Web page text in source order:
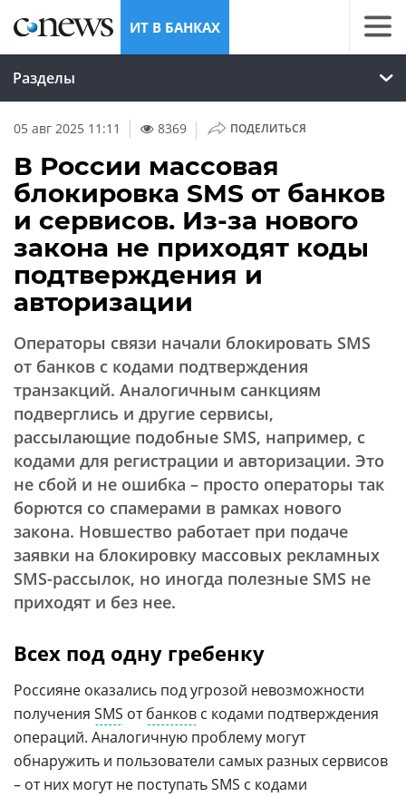
ИТ В БАНКАХ
Разделы
05 авг 2025 11:11 8369 | ПОДЕЛИТЬСЯ
В России массовая
блокировка SMS от банков
и сервисов. Из-за нового
закона не приходят коды
подтверждения и
авторизации
Операторы связи начали блокировать SMS
от банков с кодами подтверждения
транзакций. Аналогичным санкциям
подверглись и другие сервисы,
рассылающие подобные SMS, например, с
кодами для регистрации и авторизации. Это
не сбой и не ошибка – просто операторы так
борются со спамерами в рамках нового
закона. Новшество работает при подаче
заявки на блокировку массовых рекламных
SMS-рассылок, но иногда полезные SMS не
приходят и без нее.
Всех под одну гребенку
Россияне оказались под угрозой невозможности
получения SMS отбанков с кодами подтверждения
операций. Аналогичную проблему могут
обнаружить и пользователи самых разных сервисов
– от них могут не поступать SMS с кодами